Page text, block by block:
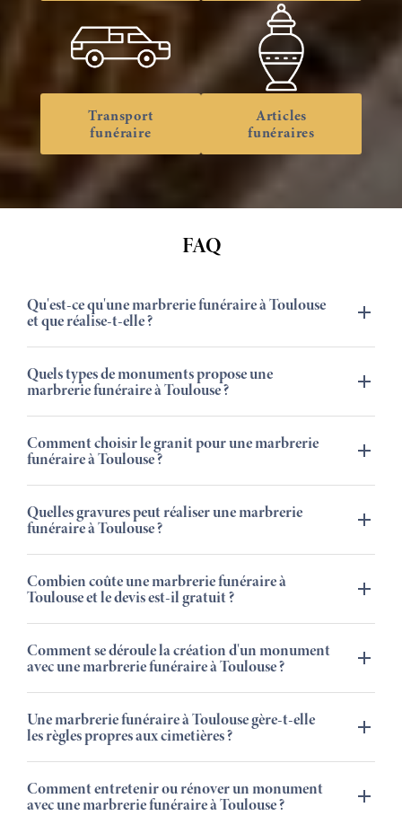
Transport
funéraire
Articles
funéraires
FAQ
Qu'est-ce qu'une marbrerie funéraire à Toulouse
et que réalise-t-elle ?
Quels types de monuments propose une
marbrerie funéraire à Toulouse ?
Comment choisir le granit pour une marbrerie
funéraire à Toulouse ?
Quelles gravures peut réaliser une marbrerie
funéraire à Toulouse ?
Combien coûte une marbrerie funéraire à
Toulouse et le devis est-il gratuit ?
Comment se déroule la création d'un monument
avec une marbrerie funéraire à Toulouse ?
Une marbrerie funéraire à Toulouse gère-t-elle
les règles propres aux cimetières ?
Comment entretenir ou rénover un monument
avec une marbrerie funéraire à Toulouse ?